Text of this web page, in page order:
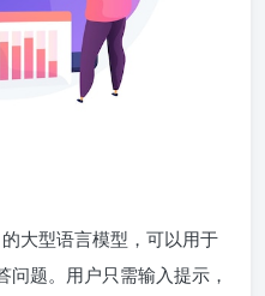
大型语言模型，可以用于
题。用户只需输入提示，